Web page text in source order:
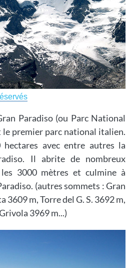
Paradiso (ou Parc National
le premier parc national italien.
avec entre autres la
Il abrite de nombreux
les 3000 mètres et culmine à
(autres sommets : Gran
3609 m, Torre del G. S. 3692 m,
3969 m...)